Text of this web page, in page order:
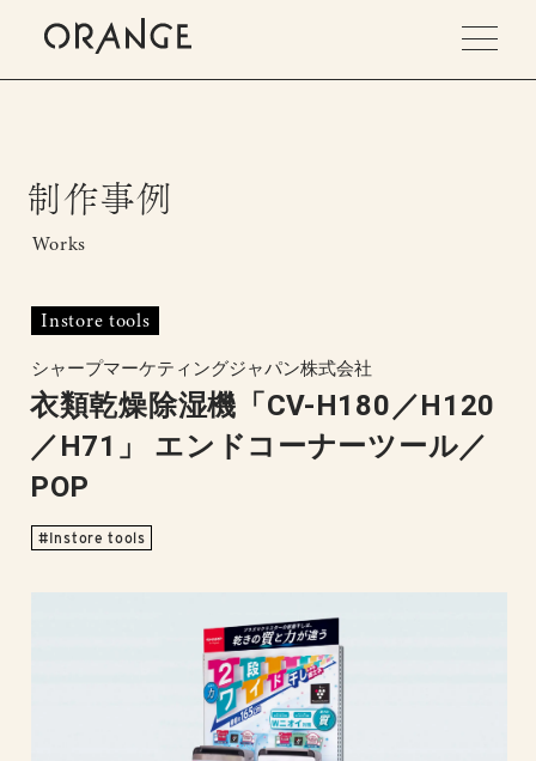
制作事例
Works
Instore tools
シャープマーケティングジャパン株式会社
衣類乾燥除湿機「CV-H180／H120
／H71」 エンドコーナーツール／
POP
Instore tools